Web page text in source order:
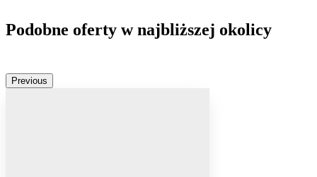
Podobne oferty w najbliższej okolicy
Previous